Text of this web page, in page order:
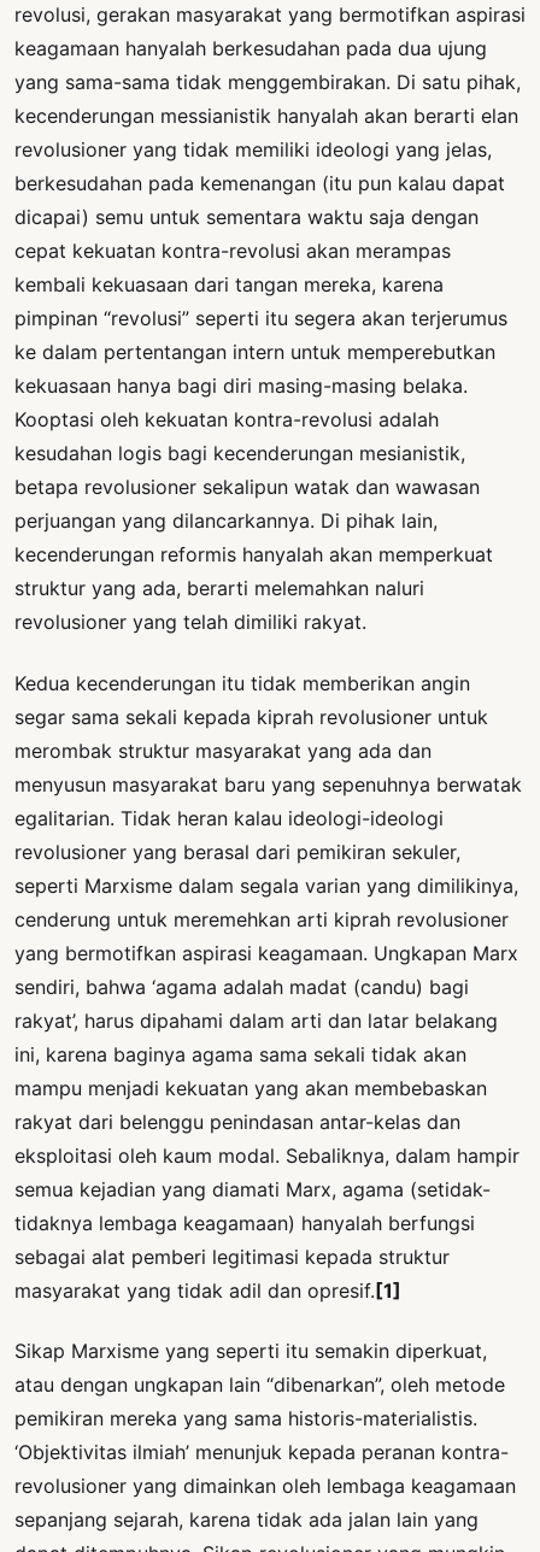
revolusi, gerakan masyarakat yang bermotifkan aspirasi
keagamaan hanyalah berkesudahan pada dua ujung
yang sama-sama tidak menggembirakan. Di satu pihak,
kecenderungan messianistik hanyalah akan berarti elan
revolusioner yang tidak memiliki ideologi yang jelas,
berkesudahan pada kemenangan (itu pun kalau dapat
dicapai) semu untuk sementara waktu saja dengan
cepat kekuatan kontra-revolusi akan merampas
kembali kekuasaan dari tangan mereka, karena
pimpinan “revolusi” seperti itu segera akan terjerumus
ke dalam pertentangan intern untuk memperebutkan
kekuasaan hanya bagi diri masing-masing belaka.
Kooptasi oleh kekuatan kontra-revolusi adalah
kesudahan logis bagi kecenderungan mesianistik,
betapa revolusioner sekalipun watak dan wawasan
perjuangan yang dilancarkannya. Di pihak lain,
kecenderungan reformis hanyalah akan memperkuat
struktur yang ada, berarti melemahkan naluri
revolusioner yang telah dimiliki rakyat.
Kedua kecenderungan itu tidak memberikan angin
segar sama sekali kepada kiprah revolusioner untuk
merombak struktur masyarakat yang ada dan
menyusun masyarakat baru yang sepenuhnya berwatak
egalitarian. Tidak heran kalau ideologi-ideologi
revolusioner yang berasal dari pemikiran sekuler,
seperti Marxisme dalam segala varian yang dimilikinya,
cenderung untuk meremehkan arti kiprah revolusioner
yang bermotifkan aspirasi keagamaan. Ungkapan Marx
sendiri, bahwa ‘agama adalah madat (candu) bagi
rakyat’, harus dipahami dalam arti dan latar belakang
ini, karena baginya agama sama sekali tidak akan
mampu menjadi kekuatan yang akan membebaskan
rakyat dari belenggu penindasan antar-kelas dan
eksploitasi oleh kaum modal. Sebaliknya, dalam hampir
semua kejadian yang diamati Marx, agama (setidak-
tidaknya lembaga keagamaan) hanyalah berfungsi
sebagai alat pemberi legitimasi kepada struktur
masyarakat yang tidak adil dan opresif.[1]
Sikap Marxisme yang seperti itu semakin diperkuat,
atau dengan ungkapan lain “dibenarkan”, oleh metode
pemikiran mereka yang sama historis-materialistis.
‘Objektivitas ilmiah’ menunjuk kepada peranan kontra-
revolusioner yang dimainkan oleh lembaga keagamaan
sepanjang sejarah, karena tidak ada jalan lain yang